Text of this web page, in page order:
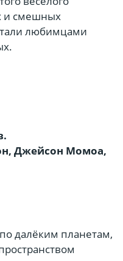
и смешных
любимцами
Джейсон Момоа,
далёким планетам,